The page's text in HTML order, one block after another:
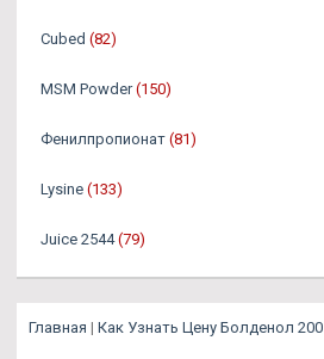
Cubed (82)
MSM Powder (150)
Фенилпропионат (81)
Lysine (133)
Juice 2544 (79)
Главная | Как Узнать Цену Болденол 200